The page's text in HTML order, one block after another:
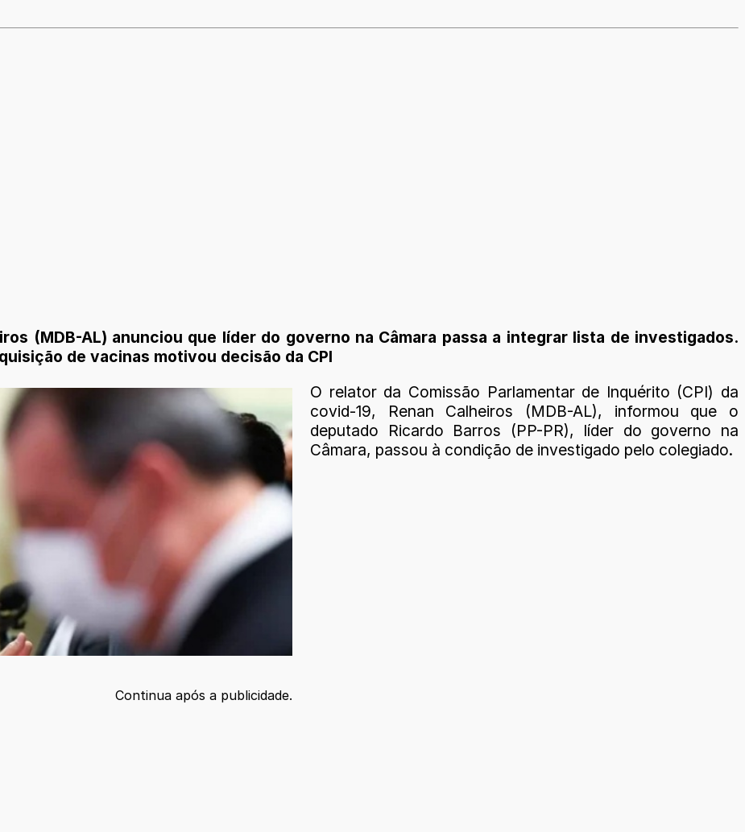
(MDB-AL) anunciou que líder do governo na Câmara passa a integrar lista de investigados.
de vacinas motivou decisão da CPI
O relator da Comissão Parlamentar de Inquérito (CPI) da
covid-19, Renan Calheiros (MDB-AL), informou que o
deputado Ricardo Barros (PP-PR), líder do governo na
Câmara, passou à condição de investigado pelo colegiado.
Continua após a publicidade.